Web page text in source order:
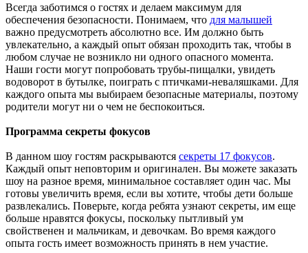
Всегда заботимся о гостях и делаем максимум для
обеспечения безопасности. Понимаем, что для малышей
важно предусмотреть абсолютно все. Им должно быть
увлекательно, а каждый опыт обязан проходить так, чтобы в
любом случае не возникло ни одного опасного момента.
Наши гости могут попробовать трубы-пищалки, увидеть
водоворот в бутылке, поиграть с птичками-неваляшками. Для
каждого опыта мы выбираем безопасные материалы, поэтому
родители могут ни о чем не беспокоиться.
Программа секреты фокусов
В данном шоу гостям раскрываются секреты 17 фокусов.
Каждый опыт неповторим и оригинален. Вы можете заказать
шоу на разное время, минимальное составляет один час. Мы
готовы увеличить время, если вы хотите, чтобы дети больше
развлекались. Поверьте, когда ребята узнают секреты, им еще
больше нравятся фокусы, поскольку пытливый ум
свойственен и мальчикам, и девочкам. Во время каждого
опыта гость имеет возможность принять в нем участие.